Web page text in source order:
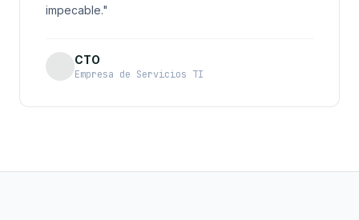
impecable."
CTO
Empresa de Servicios TI